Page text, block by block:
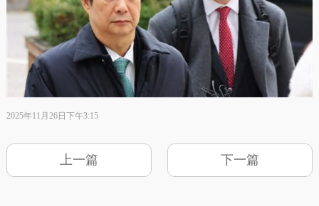
2025年11月26日下午3:15
上一篇 下一篇